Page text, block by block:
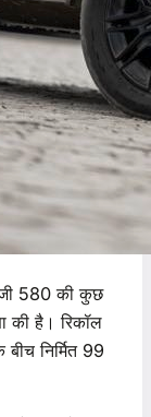
जी 580 की कुछ
की है। रिकॉल
निर्मित 99